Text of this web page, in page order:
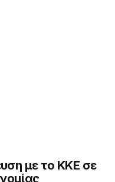
με το ΚΚΕ σε